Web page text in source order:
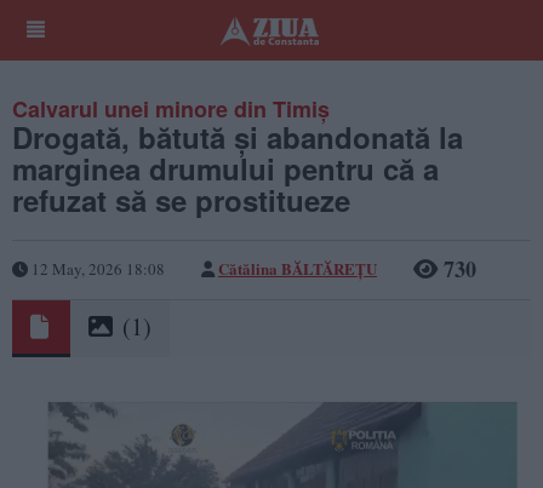
Calvarul unei minore din Timiș
Drogată, bătută și abandonată la
marginea drumului pentru că a
refuzat să se prostitueze
12 May, 2026 18:08 Cătălina BĂLTĂREȚU 730
(1)